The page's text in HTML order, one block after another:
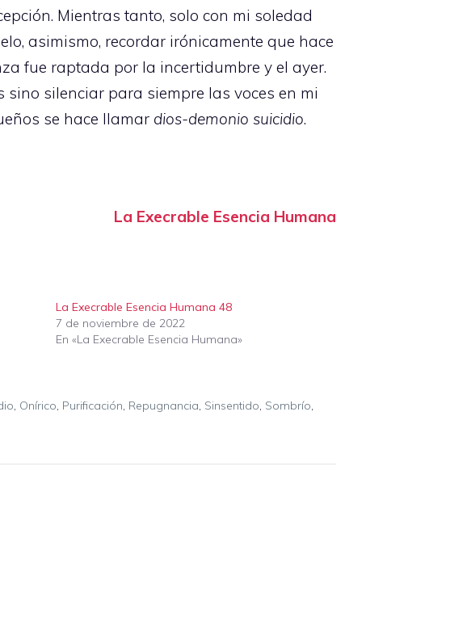
Mientras tanto, solo con mi soledad
asimismo, recordar irónicamente que hace
fue raptada por la incertidumbre y el ayer.
silenciar para siempre las voces en mi
se hace llamar dios-demonio suicidio.
La Execrable Esencia Humana
La Execrable Esencia Humana 48
7 de noviembre de 2022
En «La Execrable Esencia Humana»
, Onírico, Purificación, Repugnancia, Sinsentido, Sombrío,